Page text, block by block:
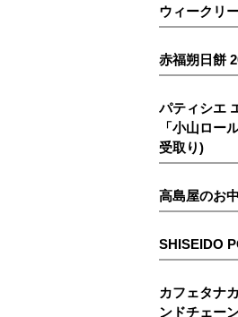
ウィークリ
赤福朔日餅
パティシエ
「小山ロー
受取り)
高島屋のお
SHISEIDO
カフェタナ
ンドチェー